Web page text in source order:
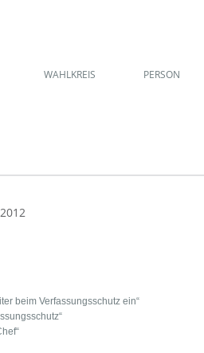
WAHLKREIS PERSON
beim Verfassungsschutz ein“